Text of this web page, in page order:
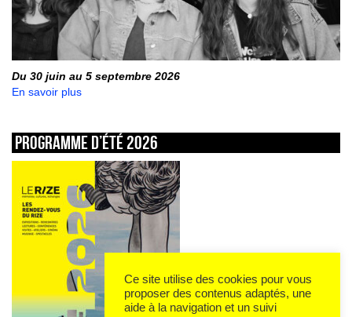
Du 30 juin au 5 septembre 2026
En savoir plus
Programme d’été 2026
Ce site utilise des cookies pour vous
proposer des contenus adaptés, une
aide à la navigation et un suivi